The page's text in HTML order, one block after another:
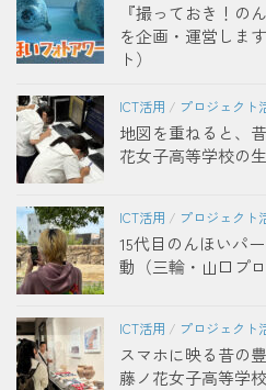
『撮っておき！の
を企画・運営しま
ト）
ICT活用 / プロジェクト
地図を重ねると、
花女子高等学校の
ICT活用 / プロジェクト
15代目のんほいパ
動（三輪・山口プロ
ICT活用 / プロジェクト
スマホに映る昔の
藤ノ花女子高等学